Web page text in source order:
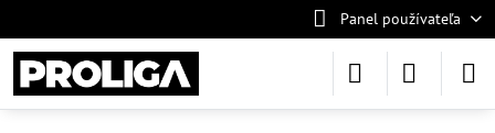
Panel používateľa